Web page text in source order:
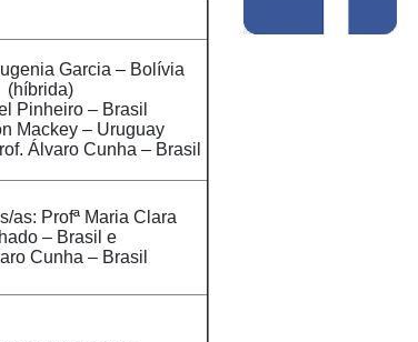
Garcia – Bolívia
(híbrida)
Pinheiro – Brasil
Mackey – Uruguay
Álvaro Cunha – Brasil
as: Profª Maria Clara
– Brasil e
Cunha – Brasil